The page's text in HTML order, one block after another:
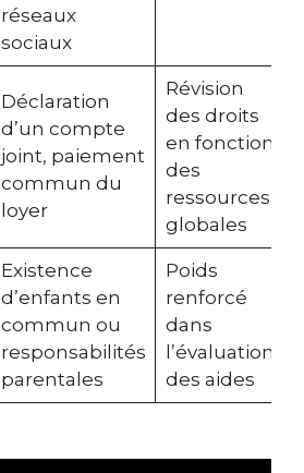
réseaux
sociaux
Déclaration
d’un compte
joint, paiement
commun du
loyer
Révision
des droits
en fonction
des
ressources
globales
Existence
d’enfants en
commun ou
responsabilités
parentales
Poids
renforcé
dans
l’évaluation
des aides